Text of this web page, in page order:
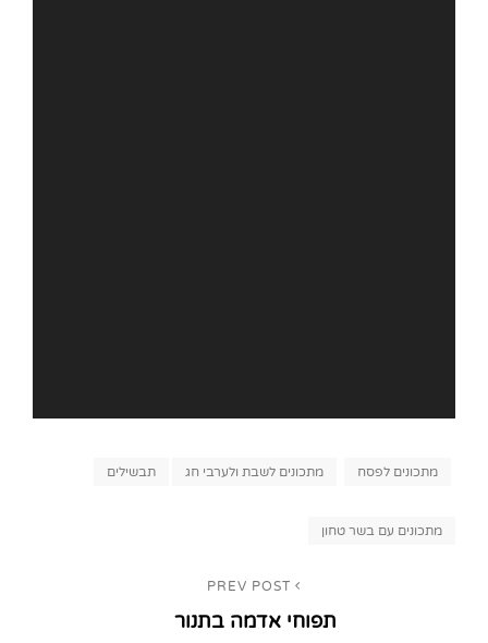
Categories
מתכונים לפסח מתכונים לשבת ולערבי חג תבשילים
Tags,
מתכונים עם בשר טחון
PREV POST
תפוחי אדמה בתנור